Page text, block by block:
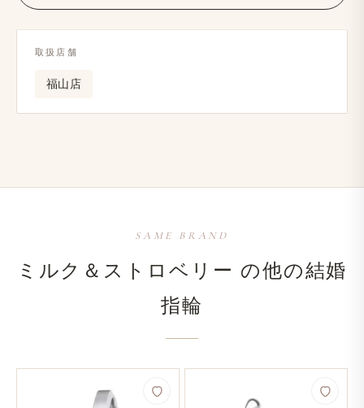
取扱店舗
福山店
SAME BRAND
ミルク＆ストロベリー の​他の​結婚​
指輪